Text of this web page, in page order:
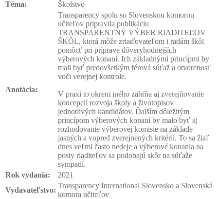
Téma:
Školstvo
Anotácia:
Transparency spolu so Slovenskou komorou
učiteľov pripravila publikáciu
TRANSPARENTNÝ VÝBER RIADITEĽOV
ŠKÔL, ktorá môže zriaďovateľom i radám škôl
pomôcť pri príprave dôveryhodnejších
výberových konaní. Ich základnými princípmi by
mali byť predovšetkým férová súťaž a otvorenosť
voči verejnej kontrole.
V praxi to okrem iného zahŕňa aj zverejňovanie
koncepcií rozvoja školy a životopisov
jednotlivých kandidátov. Ďalším dôležitým
princípom výberových konaní by malo byť aj
rozhodovanie výberovej komisie na základe
jasných a vopred zverejnených kritérií. To sa žiaľ
dnes veľmi často nedeje a výberové konania na
posty riaditeľov sa podobajú skôr na súťaže
sympatií.
Rok vydania:
2021
Vydavateľstvo:
Transparency International Slovensko a Slovenská
komora učiteľov